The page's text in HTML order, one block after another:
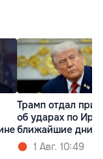
Трамп отдал
об ударах по
ближайшие дни
1 Авг. 10:49